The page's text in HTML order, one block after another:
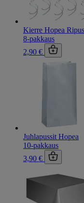
Kierre Hopea
8-pakkaus
2,90 €
Juhlapussit Hopea
10-pakkaus
3,90 €